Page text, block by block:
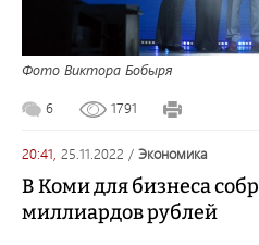
Фото Виктора Бобыря
6 1791
20:41, 25.11.2022 / экономика
В Коми для бизнеса
миллиардов рублей